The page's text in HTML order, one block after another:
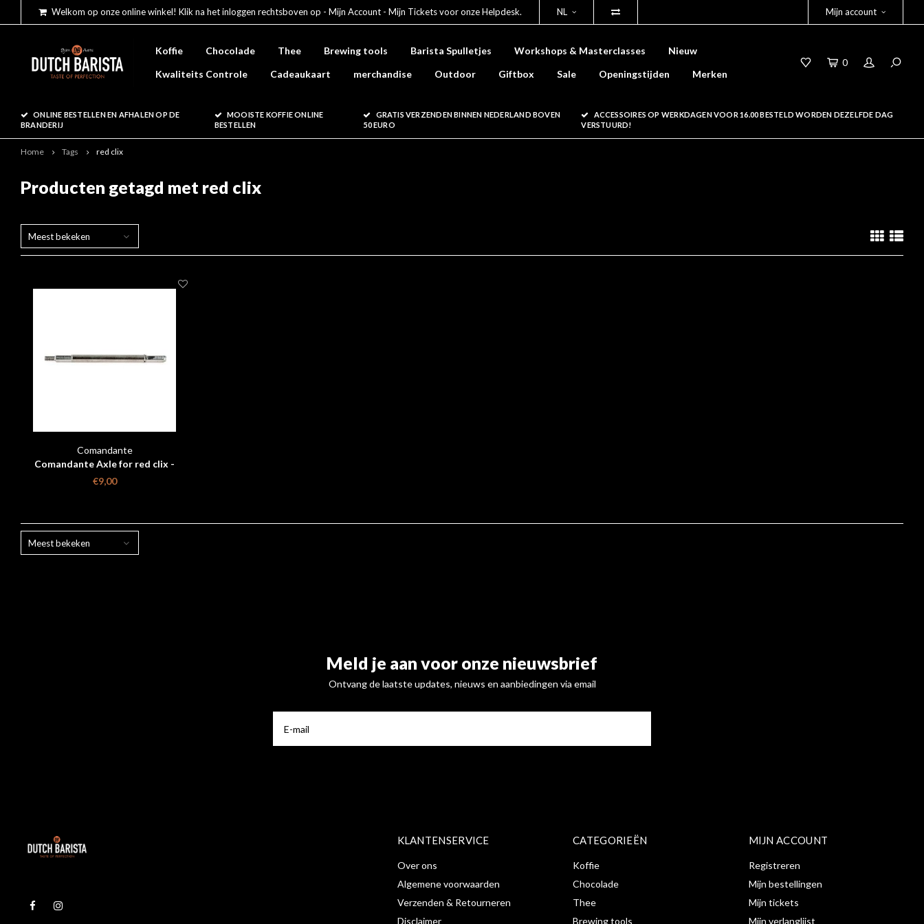
Welkom op onze online winkel! Klik na het inloggen rechtsboven op - Mijn Account - Mijn Tickets voor onze Helpdesk. NL Mijn account
Koffie Chocolade Thee Brewing tools Barista Spulletjes Workshops & Masterclasses
Nieuw
Kwaliteits Controle
Cadeaukaart merchandise Outdoor Giftbox Sale Openingstijden Merken
0
ONLINE BESTELLEN EN AFHALEN OP DE
BRANDERIJ
MOOISTE KOFFIE ONLINE
BESTELLEN
GRATIS VERZENDEN BINNEN NEDERLAND BOVEN
50 EURO
ACCESSOIRES OP WERKDAGEN VOOR 16.00 BESTELD WORDEN DEZELFDE DAG
VERSTUURD!
Home Tags red clix
Producten getagd met red clix
Meest bekeken
Comandante
Comandante Axle for red clix -
Stainless steel
€9,00
Meest bekeken
Meld je aan voor onze nieuwsbrief
Ontvang de laatste updates, nieuws en aanbiedingen via email
KLANTENSERVICE
Over ons
Algemene voorwaarden
Verzenden & Retourneren
Disclaimer
CATEGORIEËN
Koffie
Chocolade
Thee
Brewing tools
MIJN ACCOUNT
Registreren
Mijn bestellingen
Mijn tickets
Mijn verlanglijst